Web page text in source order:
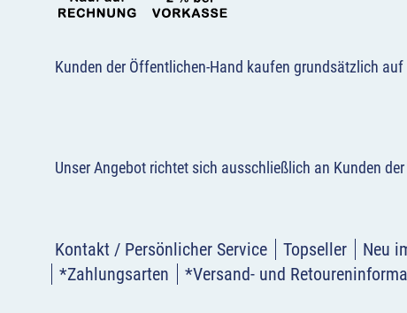
Kunden der Öffentlichen-Hand kaufen grundsätzlich auf
Unser Angebot richtet sich ausschließlich an Kunden
Kontakt / Persönlicher Service Topseller Neu
*Zahlungsarten
*Versand- und